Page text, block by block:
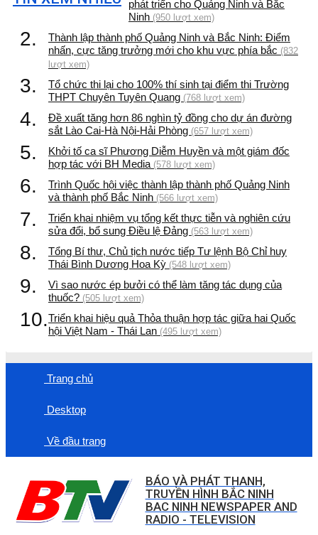
phát triển cho Quảng Ninh và Bắc
Ninh (950 lượt xem)
2.
Thành lập thành phố Quảng Ninh và Bắc Ninh: Điểm
nhấn, cực tăng trưởng mới cho khu vực phía bắc (832
lượt xem)
3.
Tổ chức thi lại cho 100% thí sinh tại điểm thi Trường
THPT Chuyên Tuyên Quang (768 lượt xem)
4.
Đề xuất tăng hơn 86 nghìn tỷ đồng cho dự án đường
sắt Lào Cai-Hà Nội-Hải Phòng (657 lượt xem)
5.
Khởi tố ca sĩ Phương Diễm Huyền và một giám đốc
hợp tác với BH Media (578 lượt xem)
6.
Trình Quốc hội việc thành lập thành phố Quảng Ninh
và thành phố Bắc Ninh (566 lượt xem)
7.
Triển khai nhiệm vụ tổng kết thực tiễn và nghiên cứu
sửa đổi, bổ sung Điều lệ Đảng (563 lượt xem)
8.
Tổng Bí thư, Chủ tịch nước tiếp Tư lệnh Bộ Chỉ huy
Thái Bình Dương Hoa Kỳ (548 lượt xem)
9.
Vì sao nước ép bưởi có thể làm tăng tác dụng của
thuốc? (505 lượt xem)
10.Triển khai hiệu quả Thỏa thuận hợp tác giữa hai Quốc
hội Việt Nam - Thái Lan (495 lượt xem)
Trang chủ
Desktop
Về đầu trang
BÁO VÀ PHÁT THANH,
TRUYỀN HÌNH BẮC NINH
BAC NINH NEWSPAPER AND
RADIO - TELEVISION